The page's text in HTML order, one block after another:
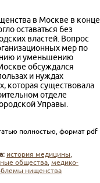
в Москве в конце
оставаться без
властей. Вопрос
мер по
и уменьшению
обсуждался
и нуждах
которая существовала
отделе
Управы.
полностью, формат pdf
история медицины,
общества,медико-
нищенства